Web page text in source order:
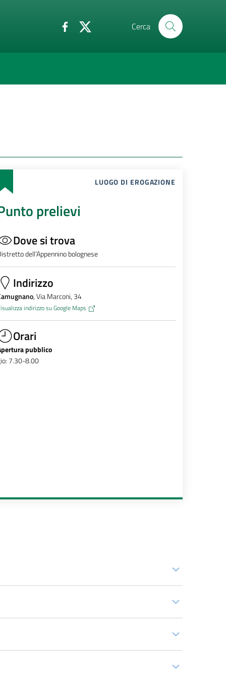
Cerca
LUOGO DI EROGAZIONE
prelievi
Dove si trova
dell’Appennino bolognese
Indirizzo
, Via Marconi, 34
indirizzo su Google Maps
Orari
pubblico
7.30-8.00